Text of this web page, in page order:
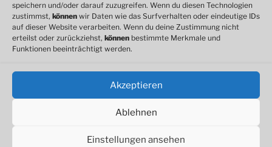
speichern und/oder darauf zuzugreifen. Wenn du diesen Technologien
zustimmst, können wir Daten wie das Surfverhalten oder eindeutige IDs
auf dieser Website verarbeiten. Wenn du deine Zustimmung nicht
erteilst oder zurückziehst, können bestimmte Merkmale und
Funktionen beeinträchtigt werden.
Akzeptieren
Ablehnen
Einstellungen ansehen
Cookie-Richtlinie
Impressum